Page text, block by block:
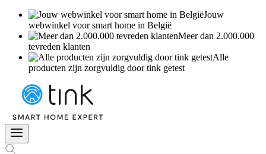
Jouw
webwinkel voor smart home in België
Meer dan 2.000.000
tevreden klanten
Alle
producten zijn zorgvuldig door tink getest